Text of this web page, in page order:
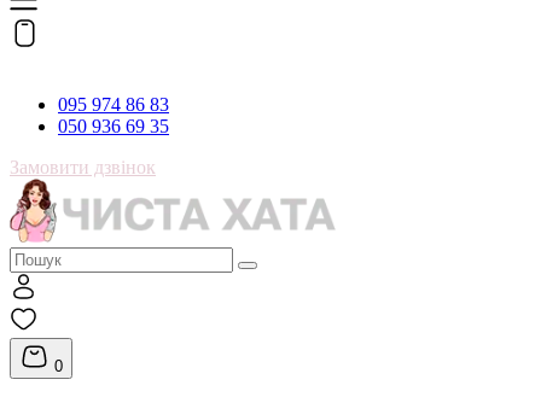
095 974 86 83
050 936 69 35
Замовити дзвінок
0